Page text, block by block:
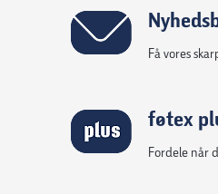
Få vores
føtex
Fordele når